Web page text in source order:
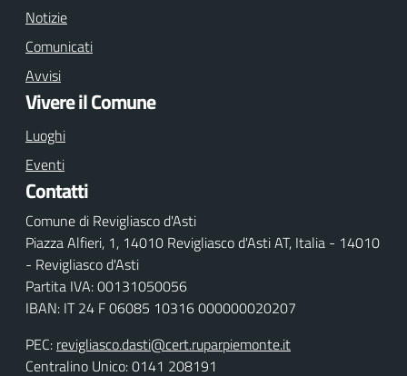
Notizie
Comunicati
Avvisi
Vivere il Comune
Luoghi
Eventi
Contatti
Comune di Revigliasco d'Asti
Piazza Alfieri, 1, 14010 Revigliasco d'Asti AT, Italia - 14010
- Revigliasco d'Asti
Partita IVA: 00131050056
IBAN: IT 24 F 06085 10316 000000020207
PEC: revigliasco.dasti@cert.ruparpiemonte.it
Centralino Unico: 0141 208191